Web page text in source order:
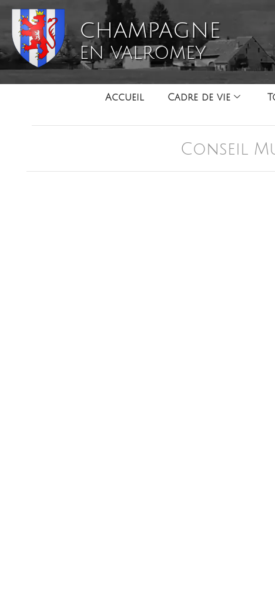
CHAMPAGNE
EN VALROMEY
Accueil Cadre de vie
Conseil